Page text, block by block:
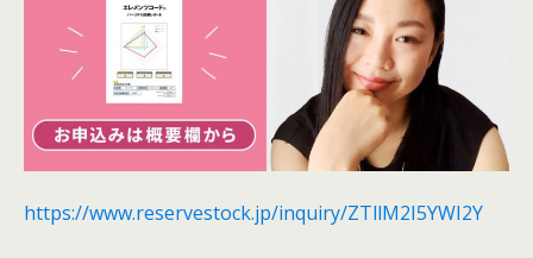
https://www.reservestock.jp/inquiry/ZTllM2I5YWI2Y